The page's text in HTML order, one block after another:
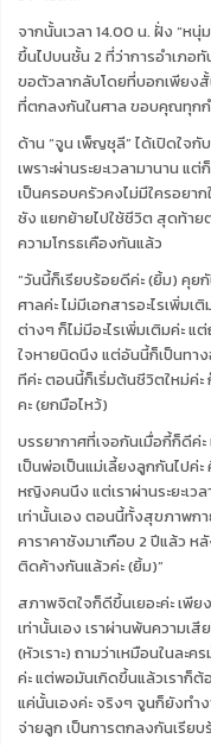
จากนั้นเวลา 14.00 น. ฝั่ง “ห
ขึ้นไปบนชั้น 2 ที่ว่าการอำเภอทั
ขอตัวลากลับโดยที่บอกเพียงสั้
ที่ตกลงกันในศาล ขอบคุณทุกก
ด้าน “จูน เพ็ญชุลี” ได้เปิดใจ
เพราะผ่านระยะเวลามานาน แ
เป็นครอบครัวคงไม่มีใครอยา
ซัง แยกย้ายไปใช้ชีวิต สุดท้า
ความโกรธเคืองกันแล้ว
“วันนี้ก็เรียบร้อยดีค่ะ (ยิ้ม) คุย
ศาลค่ะ ไม่มีเอกสารอะไรเพิ่ม
ต่างๆ ก็ไม่มีอะไรเพิ่มเติมค่ะ
ใจหายนิดนึง แต่อันนี้ก็เป็นทา
ทีค่ะ ตอนนี้ก็เริ่มต้นชีวิตใหม่ค่
คะ (ยกมือไหว้)
บรรยากาศที่เจอกันเมื่อกี้ก็ดีค่
เป็นพ่อเป็นแม่เลี้ยงลูกกันไปค่
หญิงคนนึง แต่เราผ่านระยะเวล
เท่านั้นเอง ตอนนี้ทั้งสุขภาพก
คาราคาซังมาเกือบ 2 ปีแล้ว ห
ติดค้างกันแล้วค่ะ (ยิ้ม)”
สภาพจิตใจก็ดีขึ้นเยอะค่ะ เพี
เท่านั้นเอง เราผ่านพ้นความเ
(หัวเราะ) ถามว่าเหมือนในละ
ค่ะ แต่พอมันเกิดขึ้นแล้วเราก็
แค่นั้นเองค่ะ จริงๆ จูนก็ยังทำ
จ่ายลูก เป็นการตกลงกันเรีย